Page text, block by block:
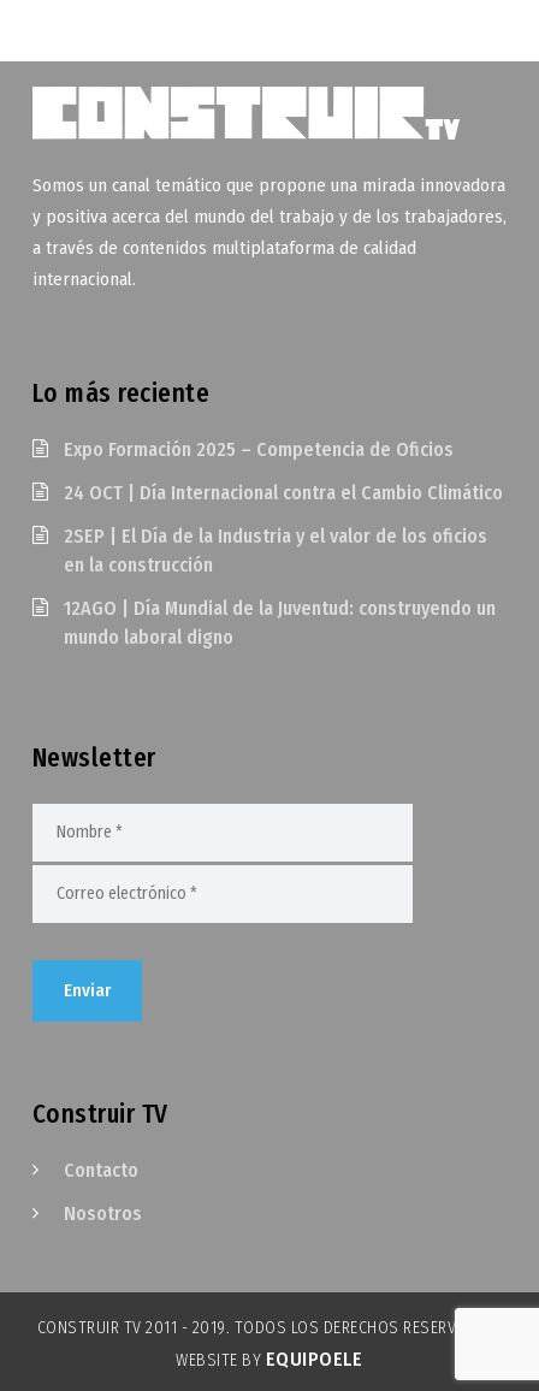
Somos un canal temático que propone una mirada innovadora
y positiva acerca del mundo del trabajo y de los trabajadores,
a través de contenidos multiplataforma de calidad
internacional.
Lo más reciente
Expo Formación 2025 – Competencia de Oficios
24 OCT | Día Internacional contra el Cambio Climático
2SEP | El Día de la Industria y el valor de los oficios
en la construcción
12AGO | Día Mundial de la Juventud: construyendo un
mundo laboral digno
Newsletter
Construir TV
Contacto
Nosotros
CONSTRUIR TV 2011 - 2019. TODOS LOS DERECHOS RESERVADOS.
WEBSITE BY EQUIPOELE